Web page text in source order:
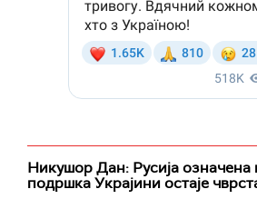
Никушор Дан: Русија означена
подршка Украјини остаје